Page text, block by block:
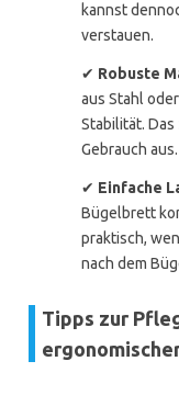
kannst
verstauen.
✔ Robuste
aus Stahl
Stabilität.
Gebrauch aus.
✔ Einfache
Bügelbrett
praktisch,
nach dem
Tipps zur